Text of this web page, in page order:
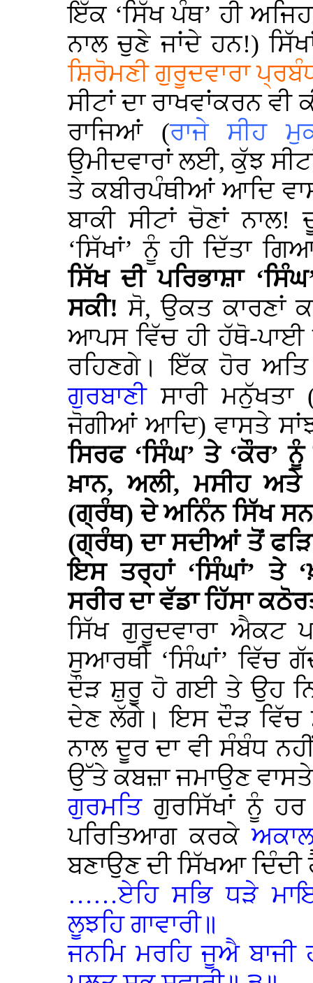
ਇੱਕ ‘ਸਿੱਖ ਪੰਥ’ ਹੀ
ਨਾਲ ਚੁਣੇ ਜਾਂਦੇ ਹਨ!)
ਸ਼ਿਰੋਮਣੀ ਗੁਰੂਦਵਾਰਾ
ਸੀਟਾਂ ਦਾ ਰਾਖਵਾਂਕਰਨ ਵੀ
ਰਾਜਿਆਂ (ਰਾਜੇ ਸੀਹ
ਉਮੀਦਵਾਰਾਂ ਲਈ, ਕੁੱਝ
ਤੇ ਕਬੀਰਪੰਥੀਆਂ ਆਦਿ
ਬਾਕੀ ਸੀਟਾਂ ਚੋਣਾਂ
‘ਸਿੱਖਾਂ’ ਨੂੰ ਹੀ ਦਿੱਤਾ
ਸਿੱਖ ਦੀ ਪਰਿਭਾਸ਼ਾ
ਸਕੀ!ਸੋ, ਉਕਤ ਕਾਰਣਾਂ
ਆਪਸ ਵਿੱਚ ਹੀ ਹੱਥੋ-
ਰਹਿਣਗੇ। ਇੱਕ ਹੋਰ
ਗੁਰਬਾਣੀਸਾਰੀ
ਜੋਗੀਆਂ ਆਦਿ) ਵਾਸਤੇ
ਸਿਰਫ ‘ਸਿੰਘ’ ਤੇ ‘ਕੌਰ’
ਖ਼ਾਨ, ਅਲੀ, ਮਸੀਹ
(ਗ੍ਰੰਥ) ਦੇ ਅਨਿੰਨ ਸਿੱਖ
(ਗ੍ਰੰਥ) ਦਾ ਸਦੀਆਂ ਤੋਂ
ਇਸ ਤਰ੍ਹਾਂ ‘ਸਿੰਘਾਂ’ ਤੇ
ਸਰੀਰ ਦਾ ਵੱਡਾ ਹਿੱਸਾ
ਸਿੱਖ ਗੁਰੂਦਵਾਰਾ ਐਕਟ
ਸੁਆਰਥੀ ‘ਸਿੰਘਾਂ’ ਵਿੱਚ
ਦੌੜ ਸ਼ੁਰੂ ਹੋ ਗਈ ਤੇ ਉਹ
ਦੇਣ ਲੱਗੇ। ਇਸ ਦੌੜ ਵਿੱਚ
ਨਾਲ ਦੂਰ ਦਾ ਵੀ ਸੰਬੰਧ
ਉੱਤੇ ਕਬਜ਼ਾ ਜਮਾਉਣ
ਗੁਰਮਤਿਗੁਰਸਿੱਖਾਂ ਨੂੰ ਹਰ
ਪਰਿਤਿਆਗ ਕਰਕੇ
ਬਣਾਉਣ ਦੀ ਸਿੱਖਆ ਦਿੰਦੀ
……ਏਹਿ ਸਭਿ ਧੜੇ
ਲੂਝਹਿ ਗਾਵਾਰੀ॥
ਜਨਮਿ ਮਰਹਿ ਜੂਐ ਬਾਜੀ